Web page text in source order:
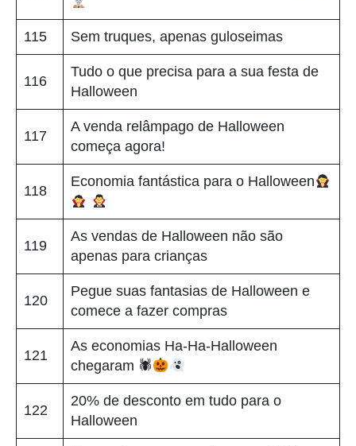
115 Sem truques, apenas guloseimas
116
Tudo o que precisa para a sua festa de
Halloween
117
A venda relâmpago de Halloween
começa agora!
118
Economia fantástica para o Halloween
119
As vendas de Halloween não são
apenas para crianças
120
Pegue suas fantasias de Halloween e
comece a fazer compras
121
As economias Ha-Ha-Halloween
chegaram 🕷
122
20% de desconto em tudo para o
Halloween